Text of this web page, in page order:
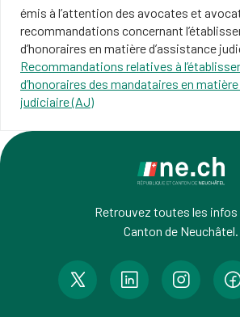
émis à l’attention des avocates et
recommandations concernant
d’honoraires en matière d’assistance
Recommandations relatives à
d’honoraires des mandataires en
judiciaire (AJ)
Retrouvez toutes les infos
Canton de Neuchâtel.